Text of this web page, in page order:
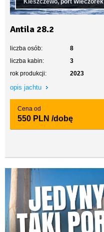
Kleszczewo, port Wieczorek
Antila 28.2
liczba osób:
8
liczba kabin:
3
rok produkcji:
2023
opis jachtu
Cena od
550 PLN /dobę